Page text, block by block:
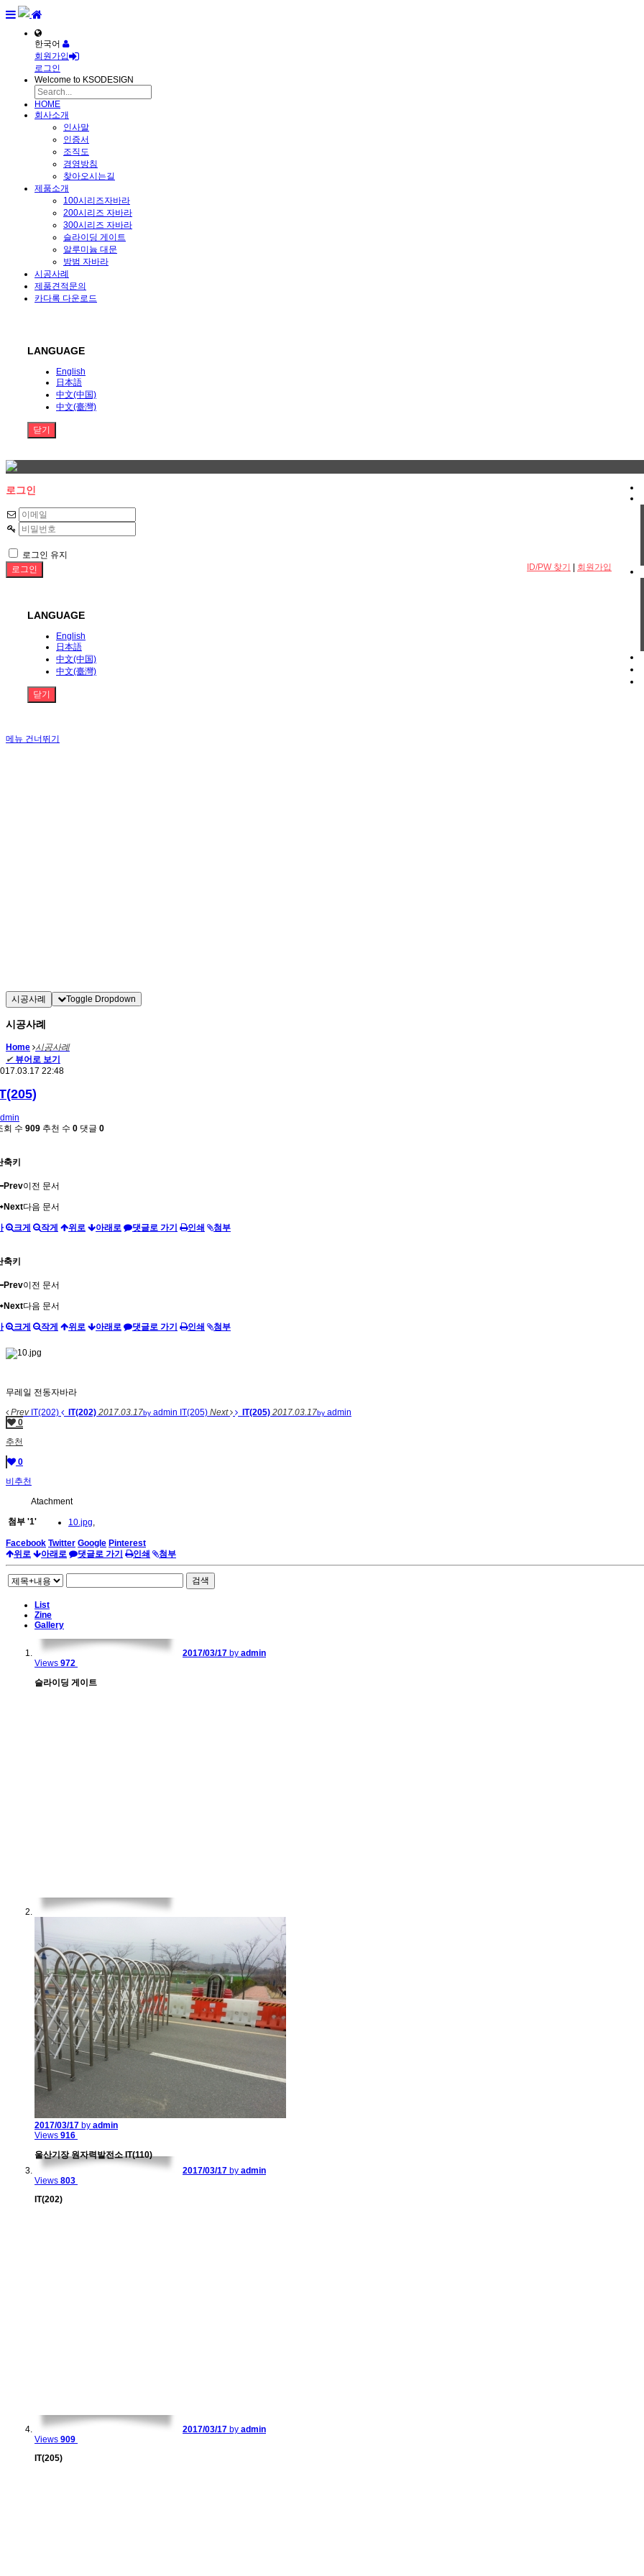
한국어
회원가입
로그인
Welcome to KSODESIGN
HOME
회사소개
인사말
인증서
조직도
경영방침
찾아오시는길
제품소개
100시리즈자바라
200시리즈 자바라
300시리즈 자바라
슬라이딩 게이트
알루미늄 대문
방범 자바라
시공사례
제품견적문의
카다록 다운로드
LANGUAGE
English
日本語
中文(中国)
中文(臺灣)
닫기
로그인
로그인 유지
ID/PW 찾기
회원가입
LANGUAGE
English
日本語
中文(中国)
中文(臺灣)
닫기
메뉴 건너뛰기
시공사례 Toggle Dropdown
시공사례
Home 시공사례
✔ 뷰어로 보기
22:48
회 수 909 추천 수 0 댓글 0
축키
Prev이전 문서
Next다음 문서
크게 작게 위로 아래로 댓글로 가기 인쇄 첨부
축키
Prev이전 문서
Next다음 문서
크게 작게 위로 아래로 댓글로 가기 인쇄 첨부
무레일 전동자바라
PrevIT(202) IT(202) 2017.03.17by admin IT(205) Next IT(205) 2017.03.17by admin
0
추천
0
비추천
Atachment
첨부 '1' 10.jpg,
Facebook Twitter Google Pinterest
위로
아래로 댓글로 가기 인쇄 첨부
검색
List
Zine
Gallery
2017/03/17 by admin
Views 972
슬라이딩 게이트
2017/03/17 by admin
Views 916
울산기장 원자력발전소 IT(110)
2017/03/17 by admin
Views 803
IT(202)
2017/03/17 by admin
Views 909
IT(205)